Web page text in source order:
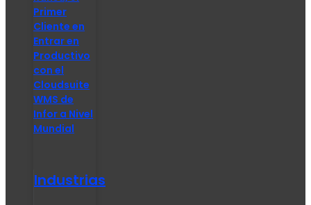
Primer
Cliente en
Entrar en
Productivo
con el
Cloudsuite
WMS de
Infor a Nivel
Mundial
Industrias